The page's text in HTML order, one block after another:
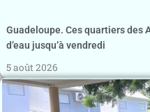
Guadeloupe. Ces quartiers des
d’eau jusqu’à vendredi
5 août 2026